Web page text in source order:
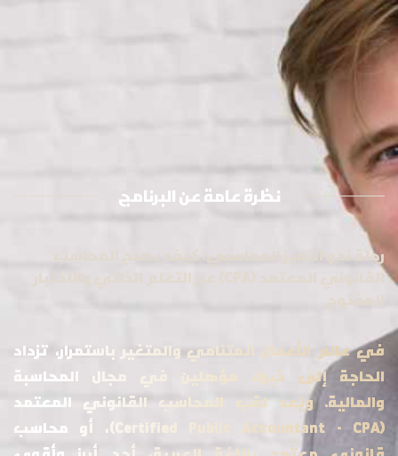
نظرة عامة عن البرنامج
رحلة نحو التميز المحاسبي: كيف يصبح المحاسب
القانوني المعتمد (CPA) عبر التعلم الذاتي والاختبار
في عالم الأعمال المتنامي والمتغير باستمرار، تزداد
الحاجة إلى خبراء مؤهلين في مجال المحاسبة
والمالية. ويُعد لقب المحاسب القانوني المعتمد
(Certified Public Accountant - CPA)، أو محاسب